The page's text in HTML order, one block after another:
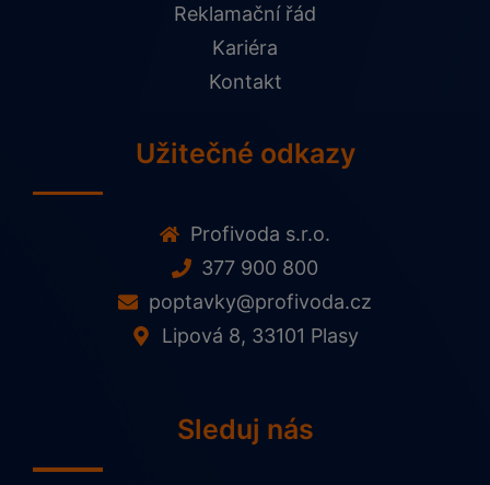
Reklamační řád
Kariéra
Kontakt
Užitečné odkazy
Profivoda s.r.o.
377 900 800
poptavky@profivoda.cz
Lipová 8, 33101 Plasy
Sleduj nás